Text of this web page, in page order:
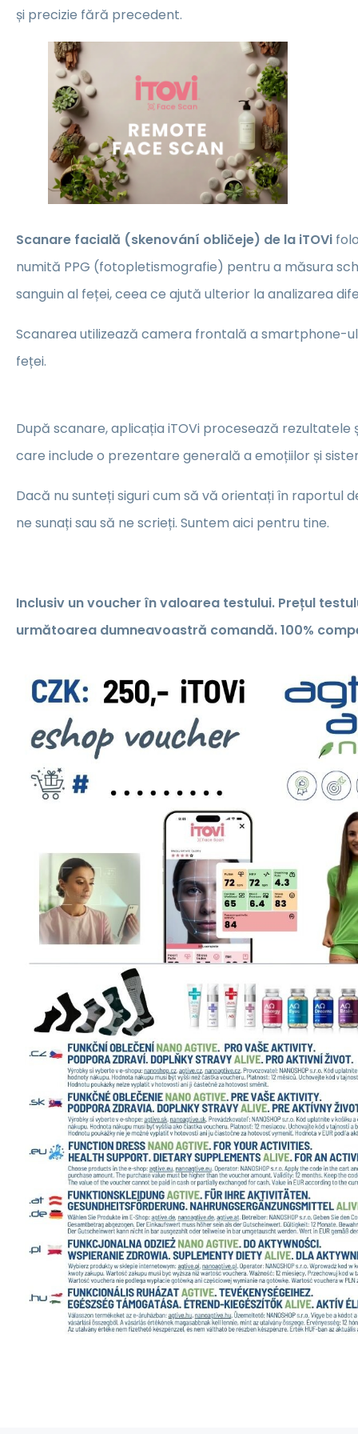
și precizie fără precedent.
Scanare facială (skenování obličeje) de la iTOVi
numită PPG (fotopletismografie) pentru a măsura
sanguin al feței, ceea ce ajută ulterior la analizarea
Scanarea utilizează camera frontală a smartphone-
feței.
După scanare, aplicația iTOVi procesează rezultatele
care include o prezentare generală a emoțiilor și
Dacă nu sunteți siguri cum să vă orientați în raportul
ne sunați sau să ne scrieți. Suntem aici pentru tine.
Inclusiv un voucher în valoarea testului. Prețul
următoarea dumneavoastră comandă. 100%